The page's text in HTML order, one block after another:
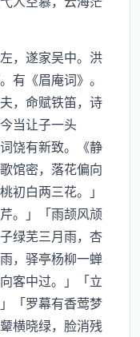
，遂家吴中。洪
有《眉庵词》。
，命赋铁笛，诗
当让子一头
饶有新致。《静
馆密，落花偏向
初白两三花。」
。」「雨颉风颃
绿芜三月雨，杏
，驿亭杨柳一蝉
客中过。」「立
「罗幕有香莺梦
横晓绿，脸消残